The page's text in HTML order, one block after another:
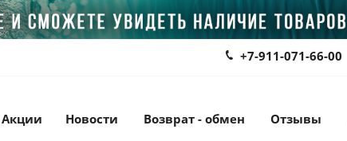
+7-911-071-66-00
Акции Новости Возврат - обмен Отзывы